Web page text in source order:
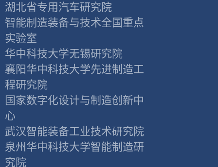
湖北省专用汽车研究院
智能制造装备与技术全国重点
实验室
华中科技大学无锡研究院
襄阳华中科技大学先进制造工
程研究院
国家数字化设计与制造创新中
心
武汉智能装备工业技术研究院
泉州华中科技大学智能制造研
究院